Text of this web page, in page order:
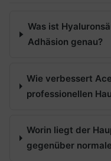
Was ist
Adhäsion genau?
Wie verbessert
professionellen
Worin liegt der
gegenüber